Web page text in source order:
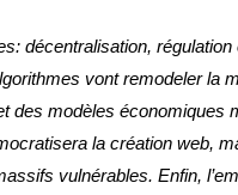
décentralisation,
vont remodeler la
des modèles économiques
la création web,
vulnérables. Enfin,